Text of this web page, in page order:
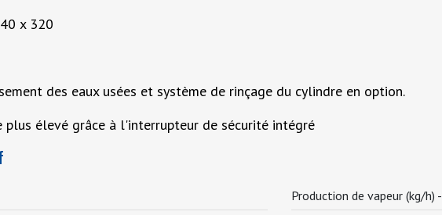
x 320
des eaux usées et système de rinçage du cylindre en option.
plus élevé grâce à l'interrupteur de sécurité intégré
Production de vapeur (kg/h) -